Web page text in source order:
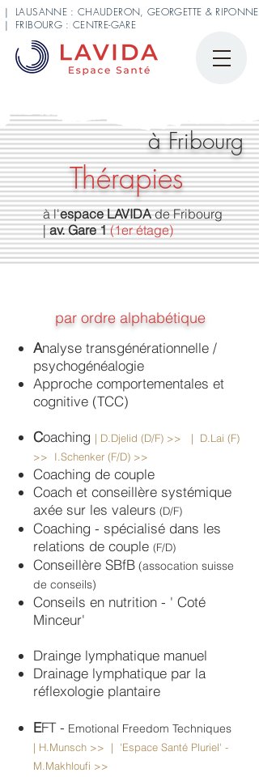
| LAUSANNE : CHAUDERON, GEORGETTE & RIPONNE
| FRIBOURG : CENTRE-GARE
à Fribourg
Thérapies
à l'espace LAVIDAde Fribourg
|av. Gare 1(1er étage)
par ordre alphabétique
Analyse transgénérationnelle /
psychogénéalogie
Approche comportementales et
cognitive (TCC)
Coaching | D.Djelid (D/F) >> |
D.Lai (F)
>>
I.Schenker (F/D) >>
Coaching de couple
Coach et conseillère systémique
axée sur les valeurs (D/F)
Coaching - spécialisé dans les
relations de couple (F/D)
Conseillère SBfB (assocation suisse
de conseils)
Conseils en nutrition - ' Coté
Minceur'
Drainge lymphatique manuel
Drainage lymphatique par la
réflexologie plantaire
EFT - Emotional Freedom Techniques
| H.Munsch >> | 'Espace Santé Pluriel' -
M.Makhloufi >>